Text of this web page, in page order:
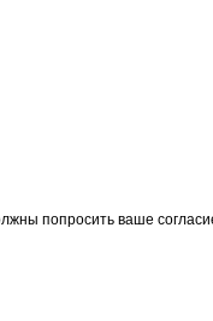
попросить ваше